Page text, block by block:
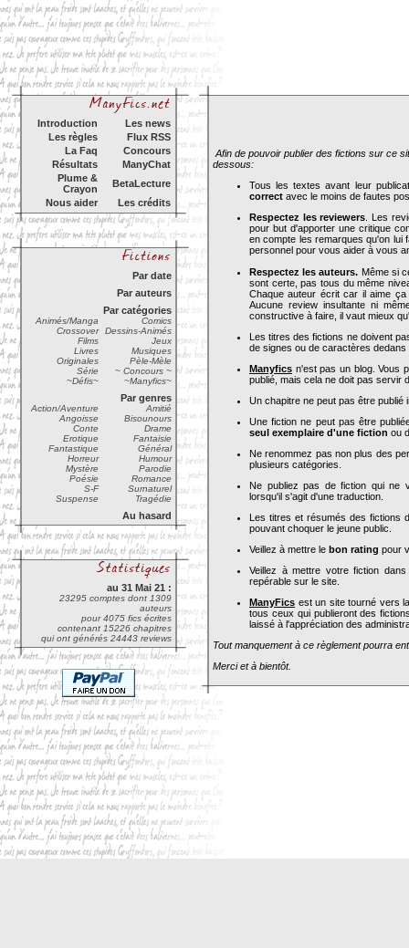
Introduction
Les news
Les règles
Flux RSS
La Faq
Concours
Résultats
ManyChat
Plume &
Crayon
BetaLecture
Nous aider
Les crédits
Par date
Par auteurs
Par catégories
Animés/Manga
Comics
Crossover
Dessins-Animés
Films
Jeux
Livres
Musiques
Originales
Pèle-Mèle
Série
~ Concours ~
~Défis~
~Manyfics~
Par genres
Action/Aventure
Amitié
Angoisse
Bisounours
Conte
Drame
Erotique
Fantaisie
Fantastique
Général
Horreur
Humour
Mystère
Parodie
Poésie
Romance
S-F
Surnaturel
Suspense
Tragédie
Au hasard
au 31 Mai 21 :
23295 comptes dont 1309
auteurs
pour 4075 fics écrites
contenant 15226 chapitres
qui ont générés 24443 reviews
Afin de pouvoir publier des fictions sur ce
dessous:
Tous les textes avant leur
correct avec le moins de fautes
Respectez les reviewers . Les
pour but d'apporter une critique
en compte les remarques qu'on lui
personnel pour vous aider à vous
Respectez les auteurs. Même si
sont certe, pas tous du même
Chaque auteur écrit car il aime
Aucune review insultante ni
constructive à faire, il vaut mieux
Les titres des fictions ne doivent
de signes ou de caractères dedans
Manyfics n'est pas un blog. Vous
publié, mais cela ne doit pas servir
Un chapitre ne peut pas être publié
Une fiction ne peut pas être
seul exemplaire d'une fiction ou
Ne renommez pas non plus des
plusieurs catégories.
Ne publiez pas de fiction qui ne
lorsqu'il s'agit d'une traduction.
Les titres et résumés des fictions
pouvant choquer le jeune public.
Veillez à mettre le bon rating pour
Veillez à mettre votre fiction
repérable sur le site.
ManyFics est un site tourné vers
tous ceux qui publieront des
laissé à l'appréciation des
Tout manquement à ce règlement pourra
Merci et à bientôt.